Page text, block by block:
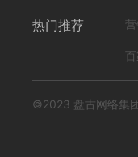
热门推荐
©2023 盘古网络集